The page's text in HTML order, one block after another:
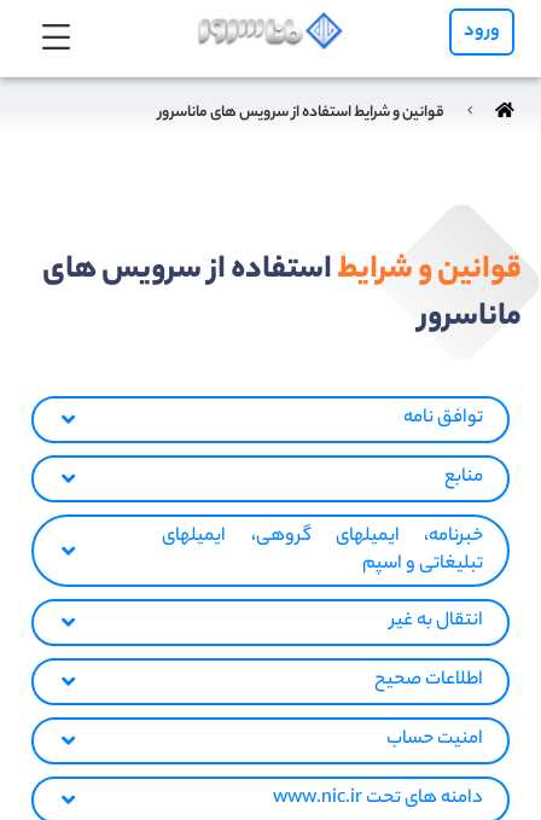
ورود
قوانین و شرایط استفاده از سرویس های ماناسرور
قوانین و شرایطاستفاده از سرویس های
ماناسرور
توافق نامه
منابع
خبرنامه، ایمیلهای گروهی، ایمیلهای
تبلیغاتی و اسپم
انتقال به غیر
اطلاعات صحیح
امنیت حساب
دامنه های تحت www.nic.ir